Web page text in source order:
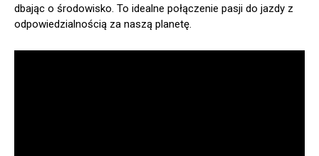
dbając o środowisko. To idealne połączenie pasji do jazdy z
odpowiedzialnością za naszą planetę.